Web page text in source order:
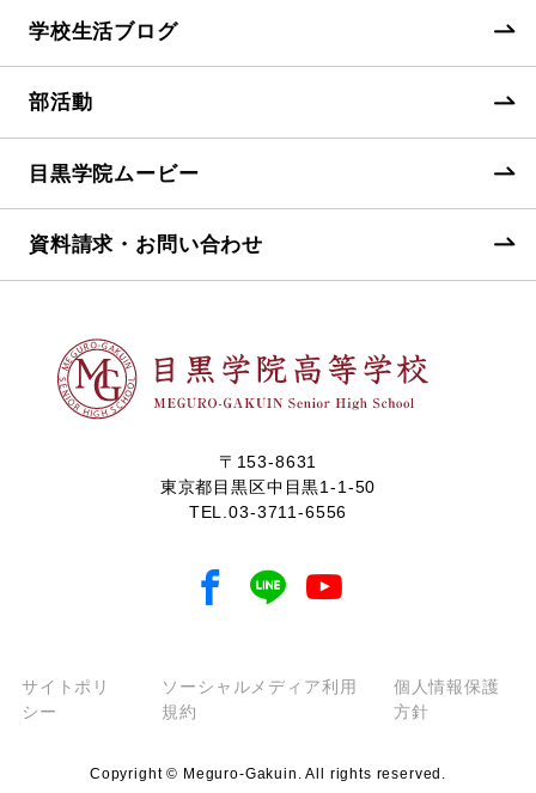
学校生活ブログ
部活動
目黒学院ムービー
資料請求・お問い合わせ
〒153-8631
東京都目黒区中目黒1-1-50
TEL.03-3711-6556
サイトポリ
シー
ソーシャルメディア利用
規約
個人情報保護
方針
Copyright © Meguro-Gakuin. All rights reserved.